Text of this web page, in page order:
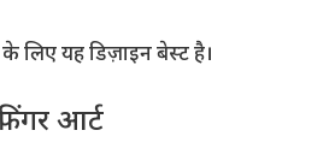
लिए यह डिज़ाइन बेस्ट है।
आर्ट